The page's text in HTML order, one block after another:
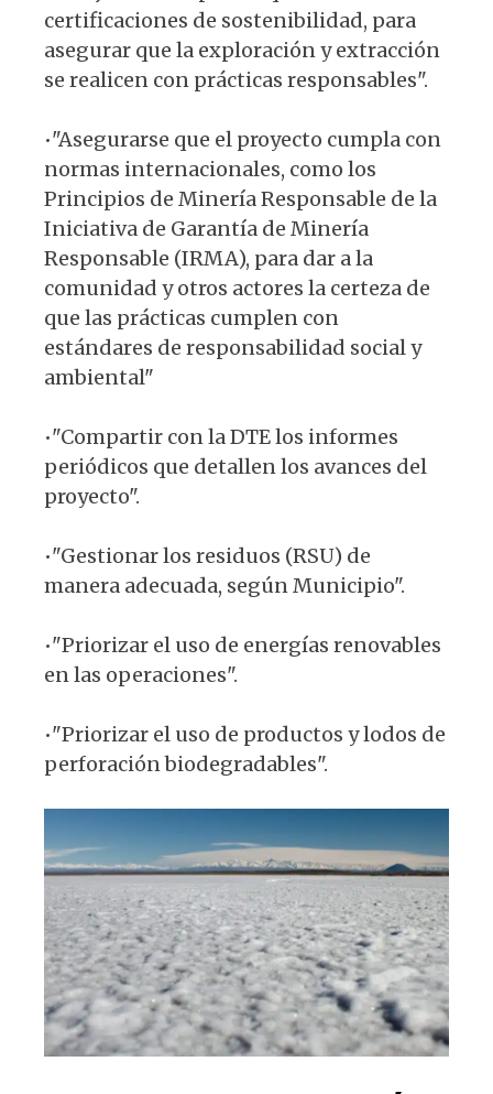
certificaciones de sostenibilidad, para
asegurar que la exploración y extracción
se realicen con prácticas responsables".
•"Asegurarse que el proyecto cumpla con
normas internacionales, como los
Principios de Minería Responsable de la
Iniciativa de Garantía de Minería
Responsable (IRMA), para dar a la
comunidad y otros actores la certeza de
que las prácticas cumplen con
estándares de responsabilidad social y
ambiental"
•"Compartir con la DTE los informes
periódicos que detallen los avances del
proyecto".
•"Gestionar los residuos (RSU) de
manera adecuada, según Municipio".
•"Priorizar el uso de energías renovables
en las operaciones".
•"Priorizar el uso de productos y lodos de
perforación biodegradables".